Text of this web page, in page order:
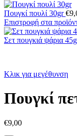
Πουγκί πουλί 30gr€
Επιστροφή στα
Σετ πουγκιά ψάρια
Κλικ για μεγέθυνση
Πουγκί
€9,00